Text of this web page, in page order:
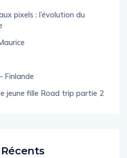
pixels : l’évolution du
Finlande
jeune fille Road trip partie 2